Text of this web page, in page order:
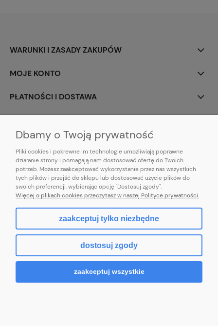
WARUNKI I ZASADY ZAKUPÓW
MOJE KONTO
PŁATNOŚCI I DOSTAWA
E-mail:pl101sukienek@gmail.com
101sukienek.pl
ul. Piotrkowska 317/11, Łódź 93-035, woj. łódzkie
pokaż pełną wersję strony
Sklep internetowy Shoper.pl
Dbamy o Twoją prywatność
Pliki cookies i pokrewne im technologie umożliwiają poprawne
działanie strony i pomagają nam dostosować ofertę do Twoich
potrzeb. Możesz zaakceptować wykorzystanie przez nas wszystkich
tych plików i przejść do sklepu lub dostosować użycie plików do
swoich preferencji, wybierając opcję "Dostosuj zgody".
Więcej o plikach cookies przeczytasz w naszej Polityce prywatności.
zaakceptuj tylko niezbędne
dostosuj zgody
zaakceptuj wszystkie